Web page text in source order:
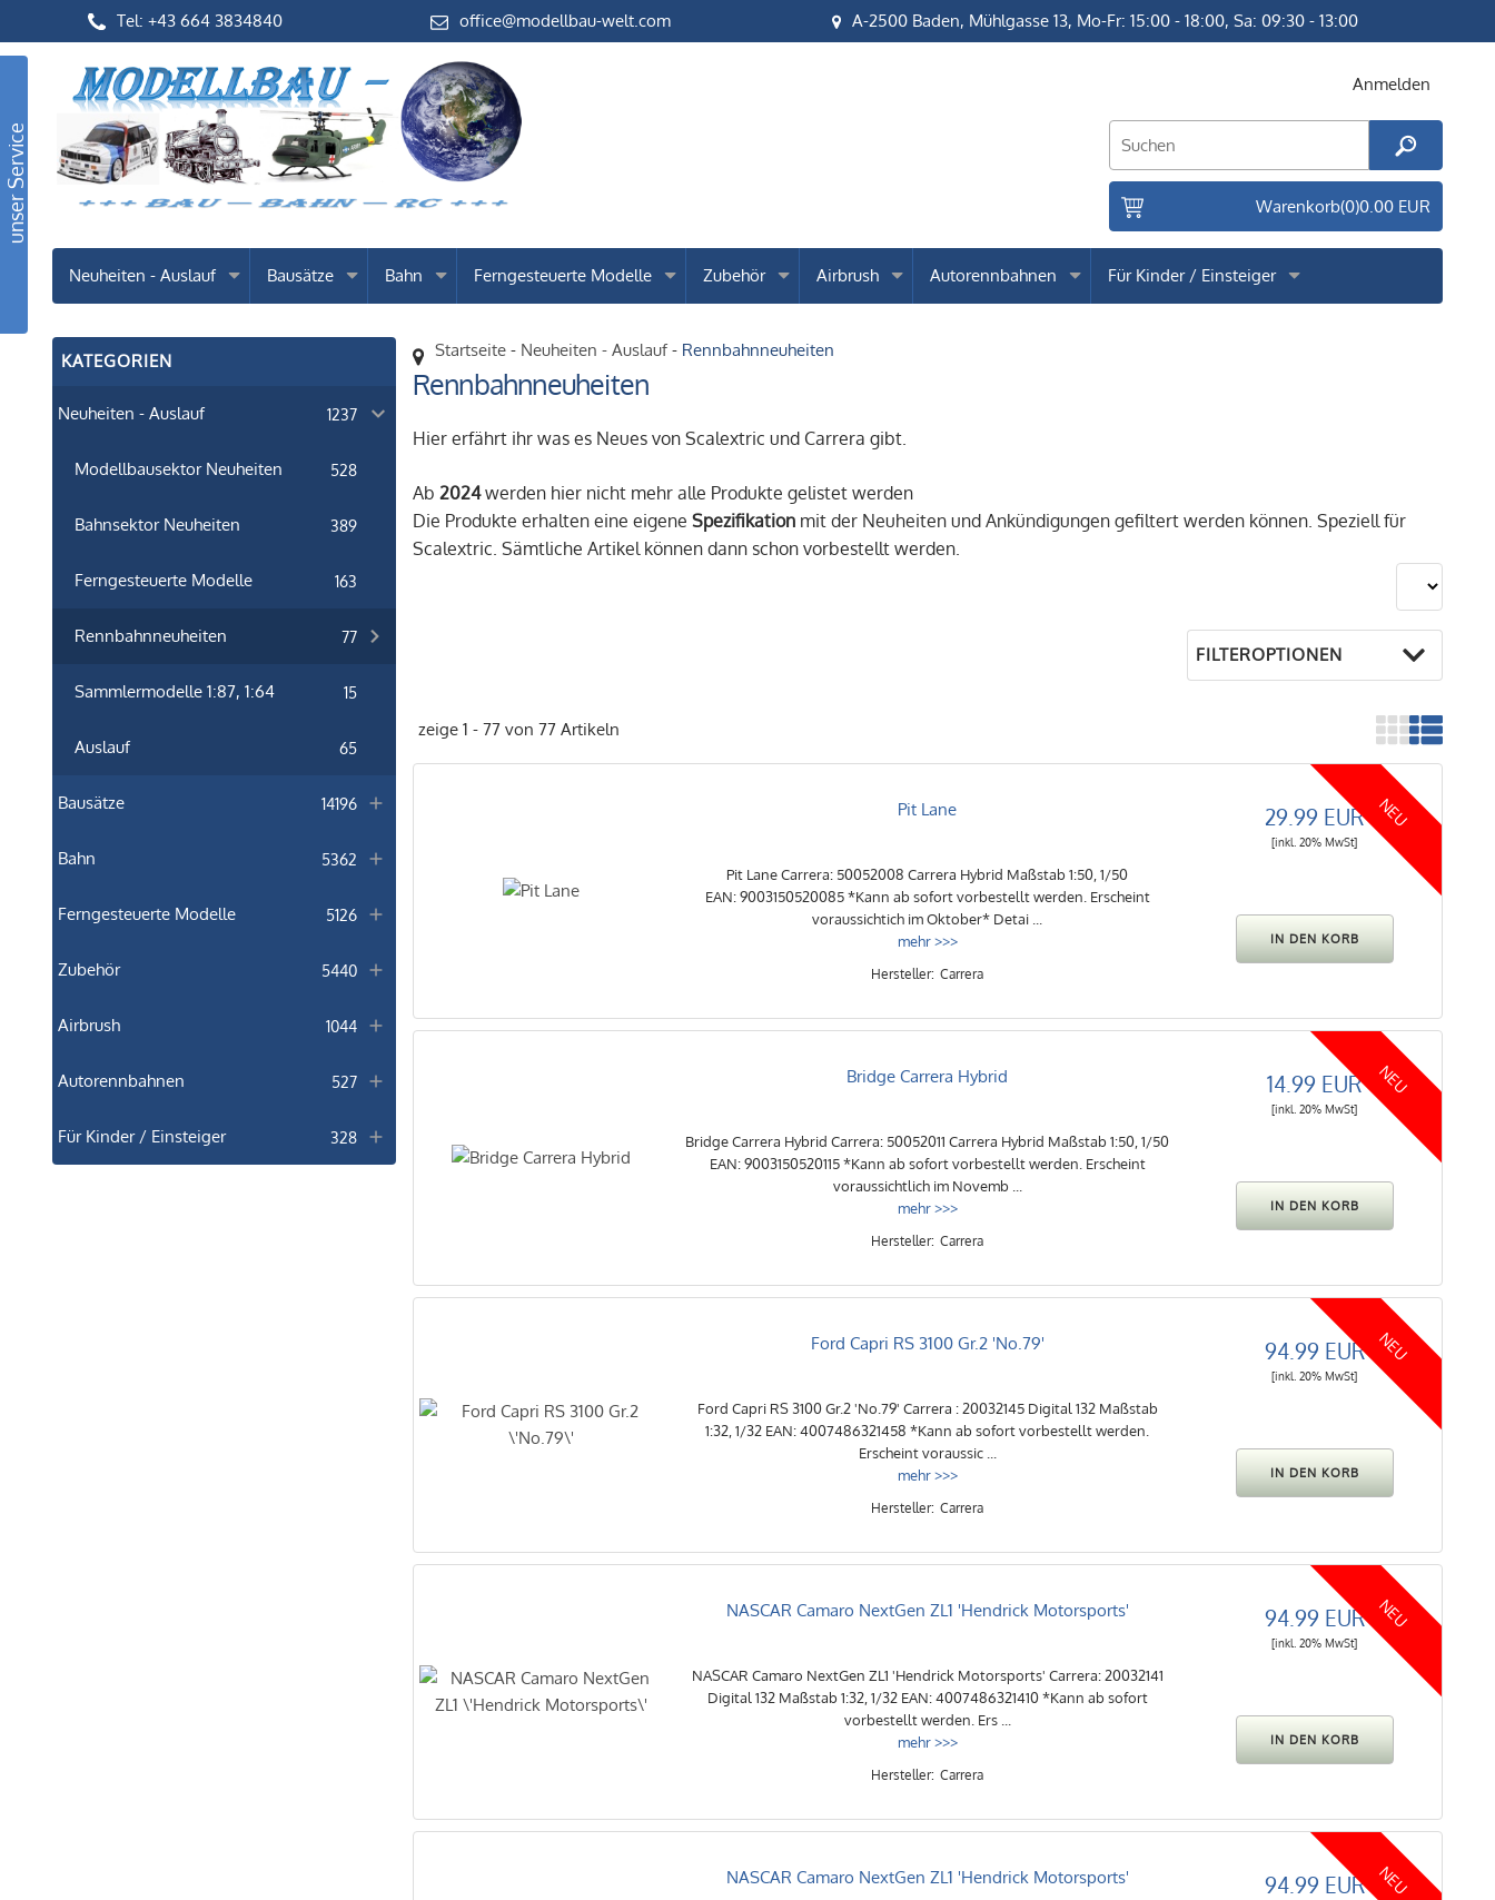
Tel: +43 664 3834840 office A-2500 Baden, Mühlgasse 13, Mo-Fr: 15:00 - 18:00, Sa: 09:30 - 13:00
Anmelden
Warenkorb(0)0.00 EUR
KATEGORIEN
Neuheiten - Auslauf 1237
Modellbausektor Neuheiten 528
Bahnsektor Neuheiten 389
Ferngesteuerte Modelle 163
Rennbahnneuheiten 77
Sammlermodelle 1:87, 1:64 15
Auslauf 65
Bausätze 14196
Bahn 5362
Ferngesteuerte Modelle 5126
Zubehör 5440
Airbrush 1044
Autorennbahnen 527
Für Kinder / Einsteiger 328
Startseite- Neuheiten - Auslauf- Rennbahnneuheiten
Rennbahnneuheiten
Hier erfährt ihr was es Neues von Scalextric und Carrera gibt.
Ab 2024werden hier nicht mehr alle Produkte gelistet werden
Die Produkte erhalten eine eigene Spezifikationmit der Neuheiten und Ankündigungen gefiltert werden können. Speziell für
Scalextric. Sämtliche Artikel können dann schon vorbestellt werden.
FILTEROPTIONEN
zeige 1 - 77 von 77 Artikeln
NEU
Pit Lane
Pit Lane Carrera: 50052008 Carrera Hybrid Maßstab 1:50, 1/50
EAN: 9003150520085 *Kann ab sofort vorbestellt werden. Erscheint
voraussichtich im Oktober* Detai ...
mehr >>>
Carrera
29.99 EUR
[inkl. 20% MwSt]
NEU
Bridge Carrera Hybrid
Bridge Carrera Hybrid Carrera: 50052011 Carrera Hybrid Maßstab 1:50, 1/50
EAN: 9003150520115 *Kann ab sofort vorbestellt werden. Erscheint
voraussichtlich im Novemb ...
mehr >>>
Carrera
14.99 EUR
[inkl. 20% MwSt]
NEU
Ford Capri RS 3100 Gr.2 'No.79'
Ford Capri RS 3100 Gr.2 'No.79' Carrera : 20032145 Digital 132 Maßstab
1:32, 1/32 EAN: 4007486321458 *Kann ab sofort vorbestellt werden.
Erscheint voraussic ...
mehr >>>
Carrera
94.99 EUR
[inkl. 20% MwSt]
NEU
NASCAR Camaro NextGen ZL1 'Hendrick Motorsports'
NASCAR Camaro NextGen ZL1 'Hendrick Motorsports' Carrera: 20032141
Digital 132 Maßstab 1:32, 1/32 EAN: 4007486321410 *Kann ab sofort
vorbestellt werden. Ers ...
mehr >>>
Carrera
94.99 EUR
[inkl. 20% MwSt]
NEU
NASCAR Camaro NextGen ZL1 'Hendrick Motorsports' 94.99 EUR
Neuheiten - Auslauf Bausätze Bahn Ferngesteuerte Modelle Zubehör Airbrush Autorennbahnen Für Kinder / Einsteiger
unser Service